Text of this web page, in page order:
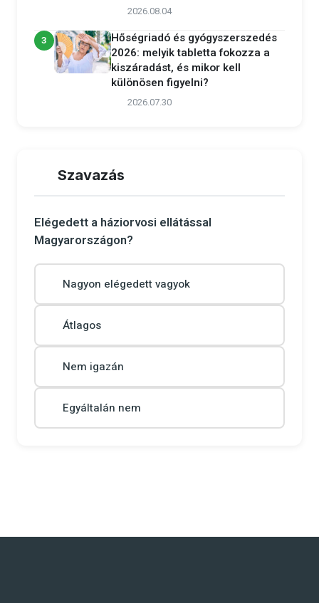
2026.08.04
3
Hőségriadó és gyógyszerszedés
2026: melyik tabletta fokozza a
kiszáradást, és mikor kell
különösen figyelni?
2026.07.30
Szavazás
Elégedett a háziorvosi ellátással
Magyarországon?
Nagyon elégedett vagyok
Átlagos
Nem igazán
Egyáltalán nem